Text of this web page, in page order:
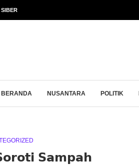
BERANDA NUSANTARA POLITIK
𝗦𝗮𝗺𝗽𝗮𝗵